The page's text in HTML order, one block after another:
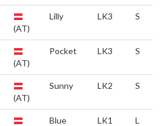
(AT)
Lilly LK3 S
(AT)
Pocket LK3 S
(AT)
Sunny LK2 S
Blue LK1 L